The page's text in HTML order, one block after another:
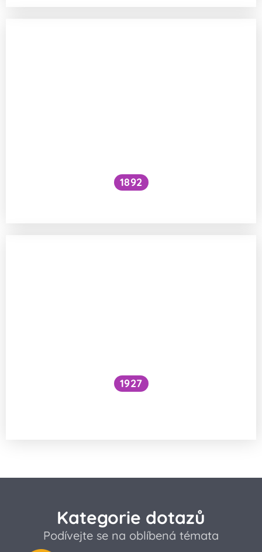
1892
1927
Kategorie dotazů
Podívejte se na oblíbená témata